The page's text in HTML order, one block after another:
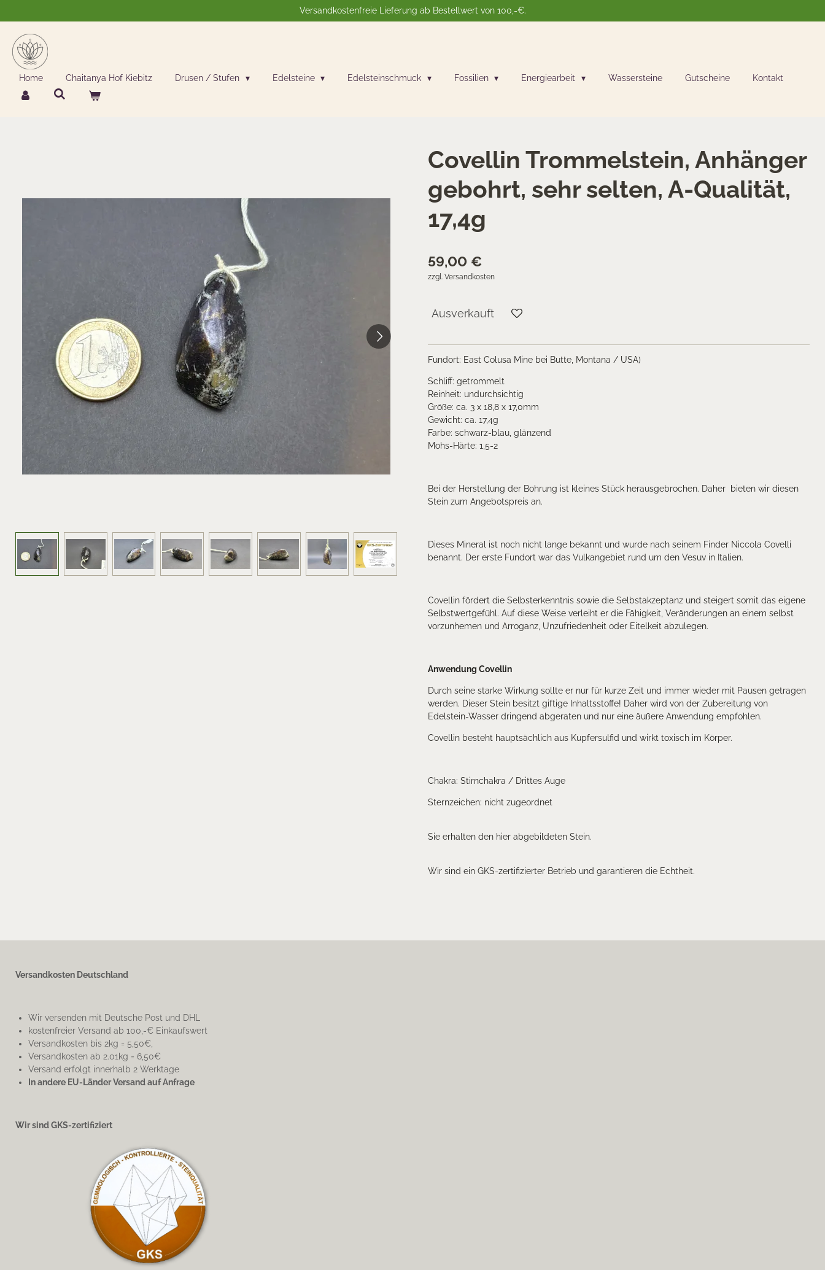
Hauptinhalt
springen
Versandkostenfreie Lieferung ab Bestellwert von 100,-€.
Home Chaitanya Hof Kiebitz Drusen / Stufen Edelsteine Edelsteinschmuck Fossilien Energiearbeit Wassersteine Gutscheine Kontakt
Covellin Trommelstein, Anhänger
gebohrt, sehr selten, A-Qualität,
17,4g
59,00 €
zzgl. Versandkosten
Ausverkauft
Fundort: East Colusa Mine bei Butte, Montana / USA)
Schliff: getrommelt
Reinheit: undurchsichtig
Größe: ca. 3 x 18,8 x 17,0mm
Gewicht: ca. 17,4g
Farbe: schwarz-blau, glänzend
Mohs-Härte: 1,5-2
Bei der Herstellung der Bohrung ist kleines Stück herausgebrochen. Daher bieten wir diesen
Stein zum Angebotspreis an.
Dieses Mineral ist noch nicht lange bekannt und wurde nach seinem Finder Niccola Covelli
benannt. Der erste Fundort war das Vulkangebiet rund um den Vesuv in Italien.
Covellin fördert die Selbsterkenntnis sowie die Selbstakzeptanz und steigert somit das eigene
Selbstwertgefühl. Auf diese Weise verleiht er die Fähigkeit, Veränderungen an einem selbst
vorzunhemen und Arroganz, Unzufriedenheit oder Eitelkeit abzulegen.
Anwendung Covellin
Durch seine starke Wirkung sollte er nur für kurze Zeit und immer wieder mit Pausen getragen
werden. Dieser Stein besitzt giftige Inhaltsstoffe! Daher wird von der Zubereitung von
Edelstein-Wasser dringend abgeraten und nur eine äußere Anwendung empfohlen.
Covellin besteht hauptsächlich aus Kupfersulfid und wirkt toxisch im Körper.
Chakra: Stirnchakra / Drittes Auge
Sternzeichen: nicht zugeordnet
Sie erhalten den hier abgebildeten Stein.
Wir sind ein GKS-zertifizierter Betrieb und garantieren die Echtheit.
Versandkosten Deutschland
Wir versenden mit Deutsche Post und DHL
kostenfreier Versand ab 100,-€ Einkaufswert
Versandkosten bis 2kg = 5,50€,
Versandkosten ab 2.01kg = 6,50€
Versand erfolgt innerhalb 2 Werktage
In andere EU-Länder Versand auf Anfrage
Wir sind GKS-zertifiziert